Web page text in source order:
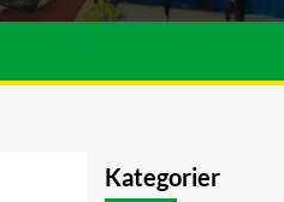
Kategorier